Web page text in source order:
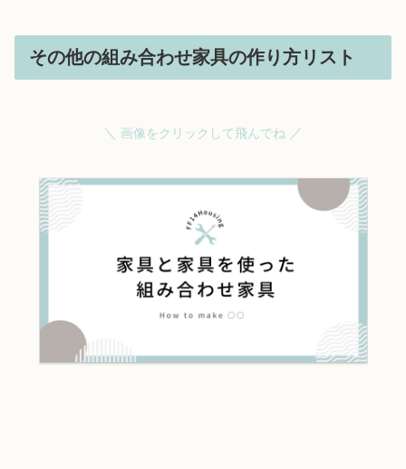
その他の組み合わせ家具の作り方リスト
＼ 画像をクリックして飛んでね ／